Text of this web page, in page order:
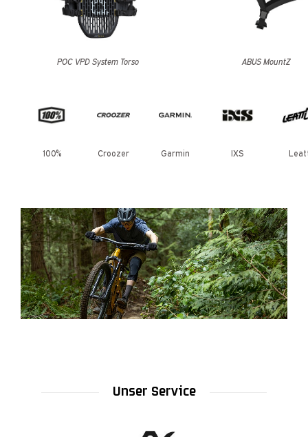
POC VPD System Torso ABUS MountZ
100% Croozer Garmin IXS
Unser Service